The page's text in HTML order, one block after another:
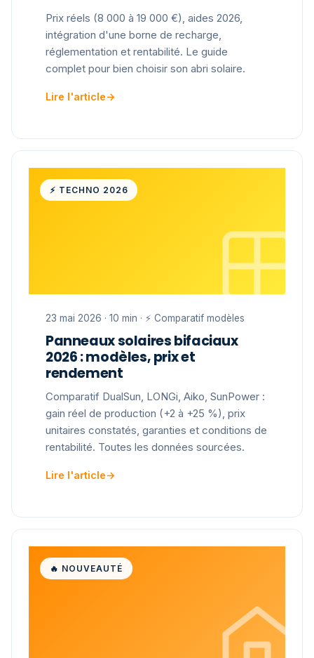
Prix réels (8 000 à 19 000 €), aides 2026,
intégration d'une borne de recharge,
réglementation et rentabilité. Le guide
complet pour bien choisir son abri solaire.
Lire l'article→
⚡ TECHNO 2026
23 mai 2026 · 10 min · ⚡ Comparatif modèles
Panneaux solaires bifaciaux
2026 : modèles, prix et
rendement
Comparatif DualSun, LONGi, Aiko, SunPower :
gain réel de production (+2 à +25 %), prix
unitaires constatés, garanties et conditions de
rentabilité. Toutes les données sourcées.
Lire l'article→
🔥 NOUVEAUTÉ